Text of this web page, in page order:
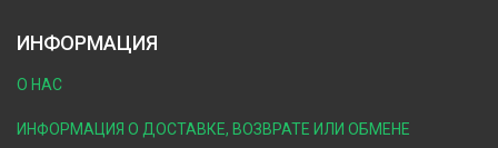
ИНФОРМАЦИЯ
О НАС
ИНФОРМАЦИЯ О ДОСТАВКЕ, ВОЗВРАТЕ ИЛИ ОБМЕНЕ